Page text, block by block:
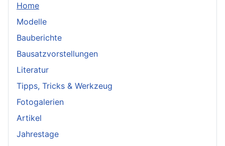
Home
Modelle
Bauberichte
Bausatzvorstellungen
Literatur
Tipps, Tricks & Werkzeug
Fotogalerien
Artikel
Jahrestage